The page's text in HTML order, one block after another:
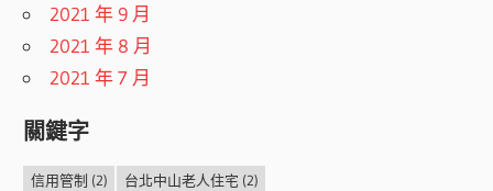
2021 年 9 月
2021 年 8 月
2021 年 7 月
關鍵字
信用管制 (2) 台北中山老人住宅 (2)